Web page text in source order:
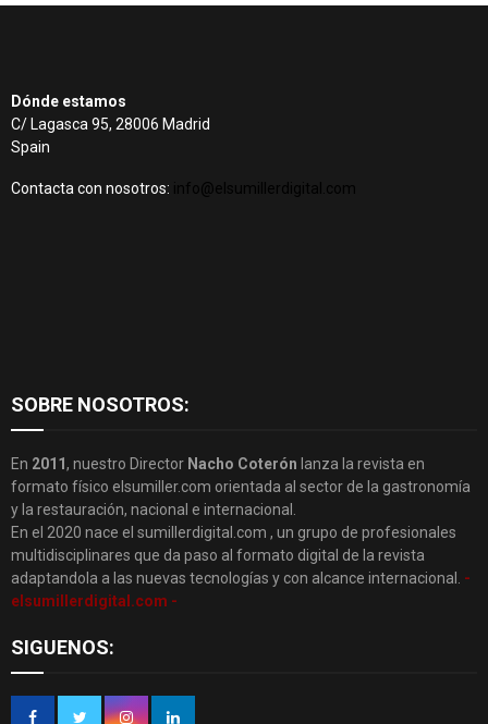
Dónde estamos
C/ Lagasca 95, 28006 Madrid
Spain
Contacta con nosotros: info@elsumillerdigital.com
SOBRE NOSOTROS:
En 2011, nuestro Director Nacho Coterón lanza la revista en
formato físico elsumiller.com orientada al sector de la gastronomía
y la restauración, nacional e internacional.
En el 2020 nace el sumillerdigital.com , un grupo de profesionales
multidisciplinares que da paso al formato digital de la revista
adaptandola a las nuevas tecnologías y con alcance internacional.
-
elsumillerdigital.com -
SIGUENOS: